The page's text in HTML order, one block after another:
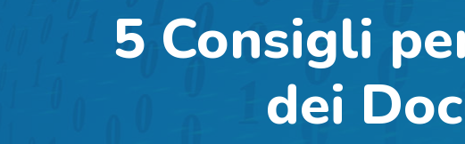
5 Consigli
dei